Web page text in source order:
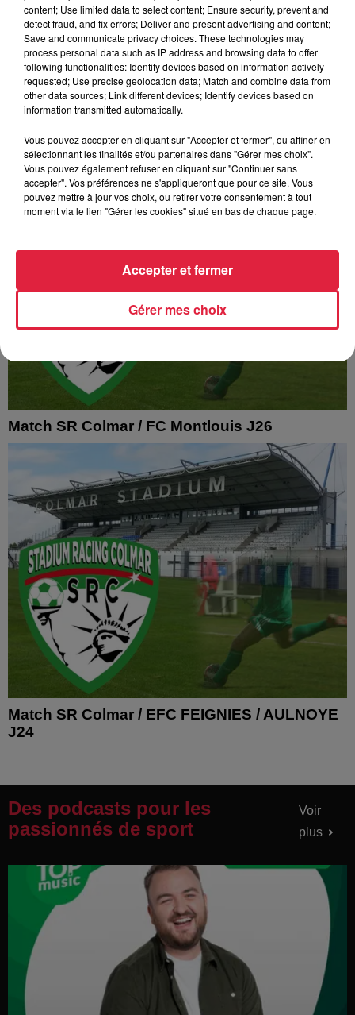
Match SR Colmar / SA Epinal J28
Match SR Colmar / FC Montlouis J26
Match SR Colmar / EFC FEIGNIES / AULNOYE
J24
Des podcasts pour les
passionnés de sport
Voir
plus
content; Use limited data to select content; Ensure security, prevent and
detect fraud, and fix errors; Deliver and present advertising and content;
Save and communicate privacy choices. These technologies may
process personal data such as IP address and browsing data to offer
following functionalities: Identify devices based on information actively
requested; Use precise geolocation data; Match and combine data from
other data sources; Link different devices; Identify devices based on
information transmitted automatically.
Vous pouvez accepter en cliquant sur "Accepter et fermer", ou affiner en
sélectionnant les finalités et/ou partenaires dans "Gérer mes choix".
Vous pouvez également refuser en cliquant sur "Continuer sans
accepter". Vos préférences ne s'appliqueront que pour ce site. Vous
pouvez mettre à jour vos choix, ou retirer votre consentement à tout
moment via le lien "Gérer les cookies" situé en bas de chaque page.
Gérer mes choix
Accepter et fermer